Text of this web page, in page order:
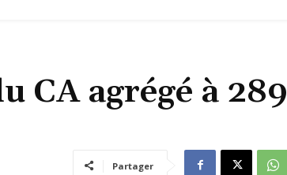
CA agrégé à 289
Partager